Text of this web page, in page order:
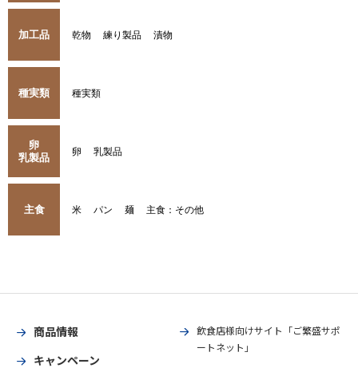
加工品 乾物 練り製品 漬物
種実類 種実類
卵
乳製品
卵 乳製品
主食 米 パン 麺 主食：その他
商品情報
キャンペーン
飲食店様向けサイト「ご繁盛サポ
ートネット」